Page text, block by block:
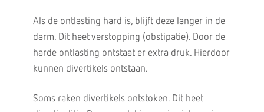
Als de ontlasting hard is, blijft deze langer in de
darm. Dit heet verstopping (obstipatie). Door de
harde ontlasting ontstaat er extra druk. Hierdoor
kunnen divertikels ontstaan.
Soms raken divertikels ontstoken. Dit heet